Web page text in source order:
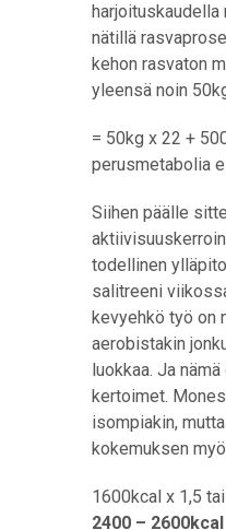
nätillä
kehon rasvaton
yleensä noin
= 50kg x 22 +
perusmetabolia
Siihen päälle
todellinen
salitreeni
kevyehkö työ on
aerobistakin
luokkaa. Ja
kertoimet.
isompiakin,
kokemuksen
1600kcal x 1,5
2400 –